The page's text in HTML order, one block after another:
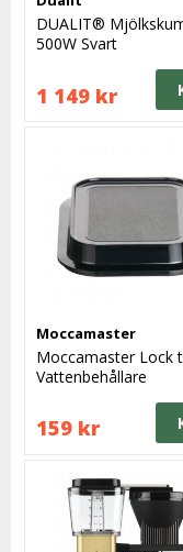
DUALIT®
500W Svart
1 149 kr
Moccamaster
Moccamaster Lock
Vattenbehållare
159 kr